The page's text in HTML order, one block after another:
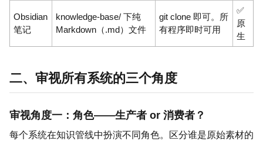
Obsidian
笔记
knowledge-base/ 下纯
Markdown（.md）文件
git clone 即可。所
有程序即时可用
✅
原
生
二、审视所有系统的三个角度
审视角度一：角色——生产者 or 消费者？
每个系统在知识管线中扮演不同角色。区分谁是原始素材的